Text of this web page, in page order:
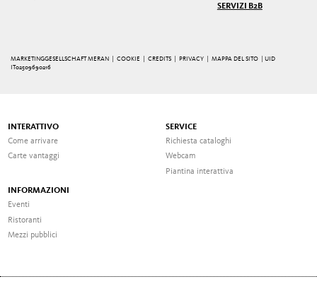
SERVIZI B2B
MARKETINGGESELLSCHAFT MERAN | COOKIE |CREDITS PRIVACY |MAPPA DEL SITO
| UID
IT02509690216
INTERATTIVO
Come arrivare
Carte vantaggi
SERVICE
Richiesta cataloghi
Webcam
Piantina interattiva
INFORMAZIONI
Eventi
Ristoranti
Mezzi pubblici